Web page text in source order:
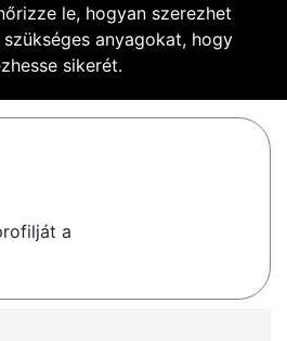
le, hogyan szerezhet
anyagokat, hogy
sikerét.
a